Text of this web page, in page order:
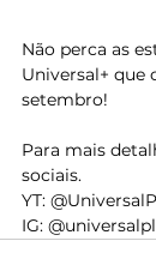
Não perca as
Universal+ que
setembro!
Para mais
sociais.
YT:
IG: